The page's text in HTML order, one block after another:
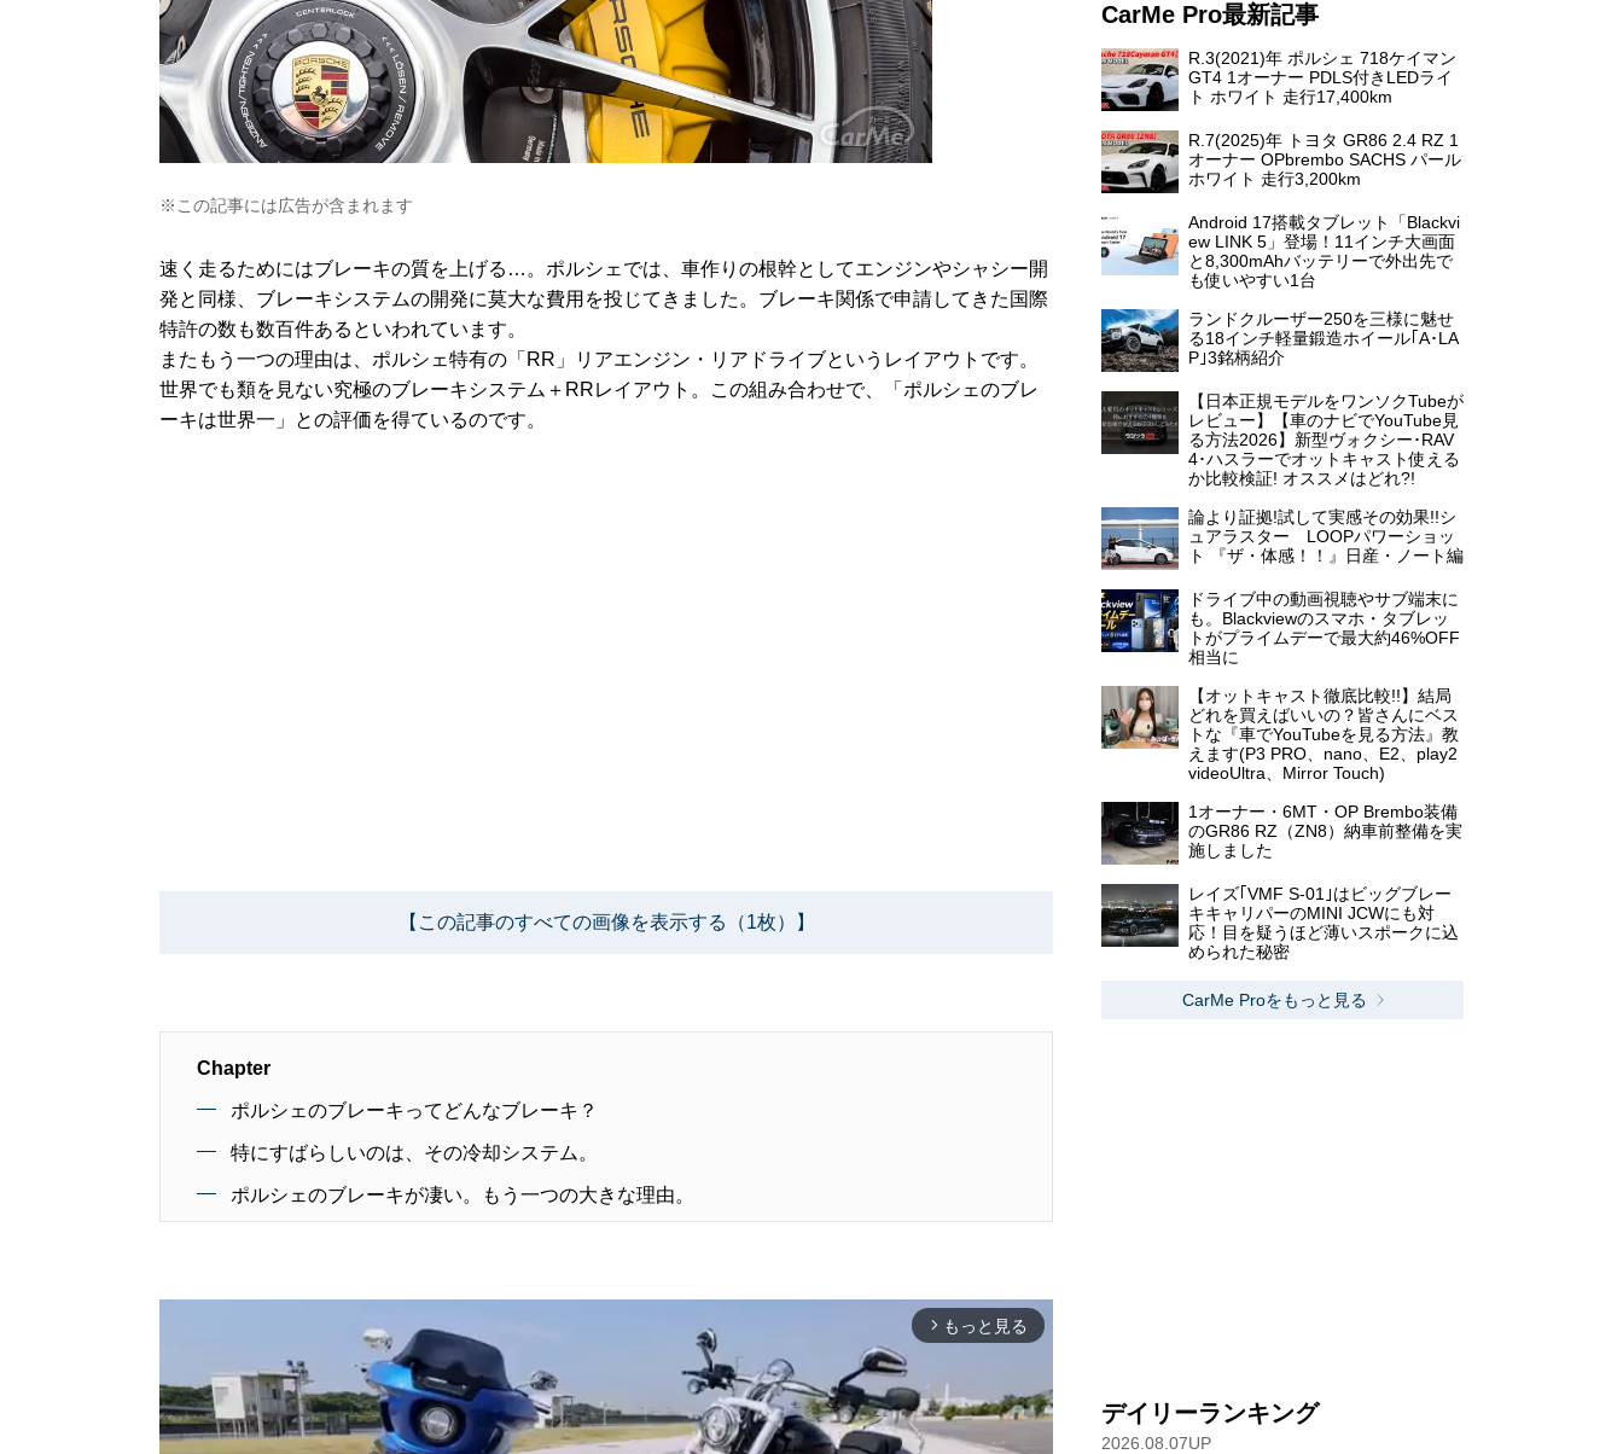
※この記事には広告が含まれます
速く走るためにはブレーキの質を上げる…。ポルシェでは、車作りの根幹としてエンジンやシャシー開
発と同様、ブレーキシステムの開発に莫大な費用を投じてきました。ブレーキ関係で申請してきた国際
特許の数も数百件あるといわれています。
またもう一つの理由は、ポルシェ特有の「RR」リアエンジン・リアドライブというレイアウトです。
世界でも類を見ない究極のブレーキシステム＋RRレイアウト。この組み合わせで、「ポルシェのブレ
ーキは世界一」との評価を得ているのです。
【この記事のすべての画像を表示する（1枚）】
Chapter
ポルシェのブレーキってどんなブレーキ？
特にすばらしいのは、その冷却システム。
ポルシェのブレーキが凄い。もう一つの大きな理由。
arrow_forward_ios もっと見る
CarMe Pro最新記事
R.3(2021)年 ポルシェ 718ケイマン
GT4 1オーナー PDLS付きLEDライ
ト ホワイト 走行17,400km
R.7(2025)年 トヨタ GR86 2.4 RZ 1
オーナー OPbrembo SACHS パール
ホワイト 走行3,200km
Android 17搭載タブレット「Blackvi
ew LINK 5」登場！11インチ大画面
と8,300mAhバッテリーで外出先で
も使いやすい1台
ランドクルーザー250を三様に魅せ
る18インチ軽量鍛造ホイール｢A･LA
P｣3銘柄紹介
【日本正規モデルをワンソクTubeが
レビュー】【車のナビでYouTube見
る方法2026】新型ヴォクシー･RAV
4･ハスラーでオットキャスト使える
か比較検証! オススメはどれ?!
論より証拠!試して実感その効果!!シ
ュアラスター LOOPパワーショッ
ト 『ザ・体感！！』日産・ノート編
ドライブ中の動画視聴やサブ端末に
も。Blackviewのスマホ・タブレッ
トがプライムデーで最大約46%OFF
相当に
【オットキャスト徹底比較!!】結局
どれを買えばいいの？皆さんにベス
トな『車でYouTubeを見る方法』教
えます(P3 PRO、nano、E2、play2
videoUltra、Mirror Touch)
1オーナー・6MT・OP Brembo装備
のGR86 RZ（ZN8）納車前整備を実
施しました
レイズ｢VMF S-01｣はビッグブレー
キキャリパーのMINI JCWにも対
応！目を疑うほど薄いスポークに込
められた秘密
CarMe Proをもっと見る
デイリーランキング
2026.08.07UP